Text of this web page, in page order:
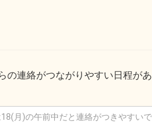
の連絡がつながりやすい日程があ